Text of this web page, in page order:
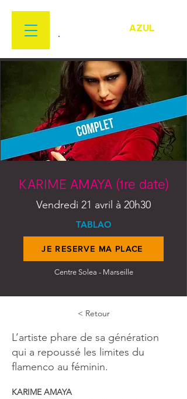
AZUL
KARIME AMAYA (1re date)
Vendredi 21 avril à 20h30
TABLAO
JE RESERVE MA PLACE
Centre Solea - Marseille
< Retour
L’artiste phare de sa génération
qui a repoussé les limites du
flamenco au féminin.
KARIME AMAYA